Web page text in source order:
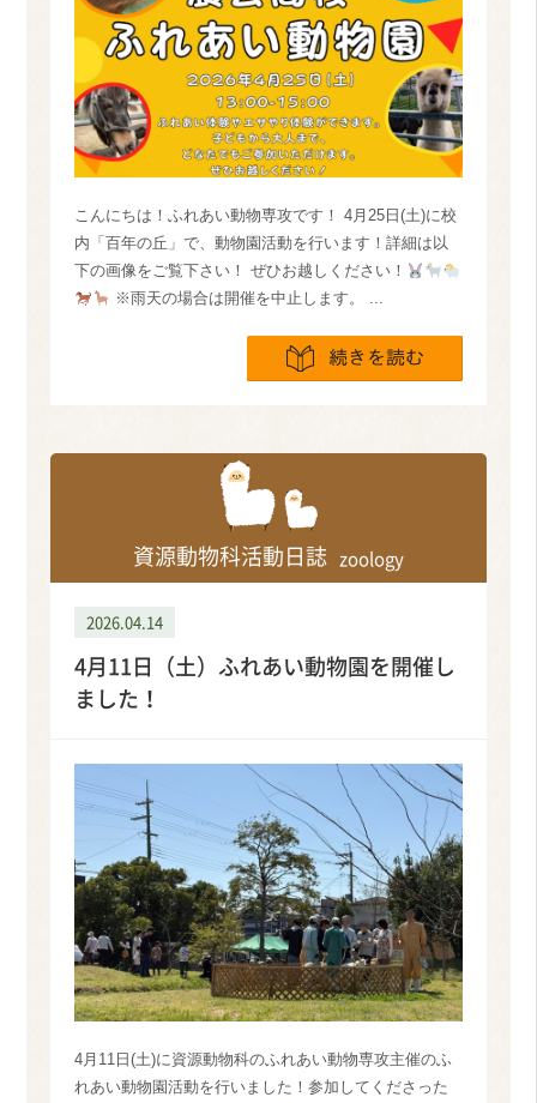
こんにちは！ふれあい動物専攻です！ 4月25日(土)に校
内「百年の丘」で、動物園活動を行います！詳細は以
下の画像をご覧下さい！ ぜひお越しください！
※雨天の場合は開催を中止します。 ...
資源動物科活動日誌 zoology
2026.04.14
4月11日（土）ふれあい動物園を開催し
ました！
4月11日(土)に資源動物科のふれあい動物専攻主催のふ
れあい動物園活動を行いました！参加してくださった